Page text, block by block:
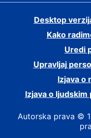
Desktop
Kako
Uredi
Upravljaj
Izjava o
Izjava o ljudskim
Autorska prava ©